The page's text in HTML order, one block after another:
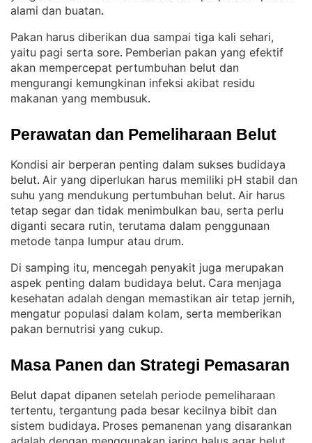
alami dan buatan.
Pakan harus diberikan dua sampai tiga kali sehari,
yaitu pagi serta sore. Pemberian pakan yang efektif
akan mempercepat pertumbuhan belut dan
mengurangi kemungkinan infeksi akibat residu
makanan yang membusuk.
Perawatan dan Pemeliharaan Belut
Kondisi air berperan penting dalam sukses budidaya
belut. Air yang diperlukan harus memiliki pH stabil dan
suhu yang mendukung pertumbuhan belut. Air harus
tetap segar dan tidak menimbulkan bau, serta perlu
diganti secara rutin, terutama dalam penggunaan
metode tanpa lumpur atau drum.
Di samping itu, mencegah penyakit juga merupakan
aspek penting dalam budidaya belut. Cara menjaga
kesehatan adalah dengan memastikan air tetap jernih,
mengatur populasi dalam kolam, serta memberikan
pakan bernutrisi yang cukup.
Masa Panen dan Strategi Pemasaran
Belut dapat dipanen setelah periode pemeliharaan
tertentu, tergantung pada besar kecilnya bibit dan
sistem budidaya. Proses pemanenan yang disarankan